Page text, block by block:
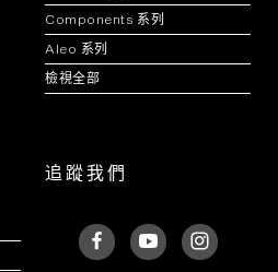
Components 系列
Aleo 系列
檢視全部
追蹤我們